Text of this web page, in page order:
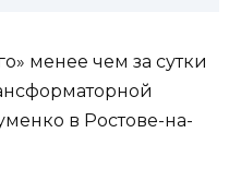
менее чем за сутки
в Ростове-на-